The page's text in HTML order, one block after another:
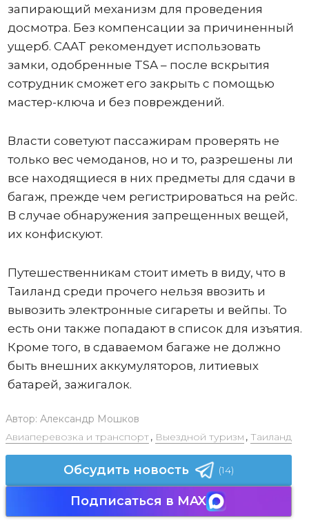
запирающий механизм для проведения
досмотра. Без компенсации за причиненный
ущерб. CAAT рекомендует использовать
замки, одобренные TSA – после вскрытия
сотрудник сможет его закрыть с помощью
мастер-ключа и без повреждений.
Власти советуют пассажирам проверять не
только вес чемоданов, но и то, разрешены ли
все находящиеся в них предметы для сдачи в
багаж, прежде чем регистрироваться на рейс.
В случае обнаружения запрещенных вещей,
их конфискуют.
Путешественникам стоит иметь в виду, что в
Таиланд среди прочего нельзя ввозить и
вывозить электронные сигареты и вейпы. То
есть они также попадают в список для изъятия.
Кроме того, в сдаваемом багаже не должно
быть внешних аккумуляторов, литиевых
батарей, зажигалок.
Автор: Александр Мошков
Авиаперевозка и транспорт, Выездной туризм , Таиланд
Обсудить новость (14)
Подписаться в MAX